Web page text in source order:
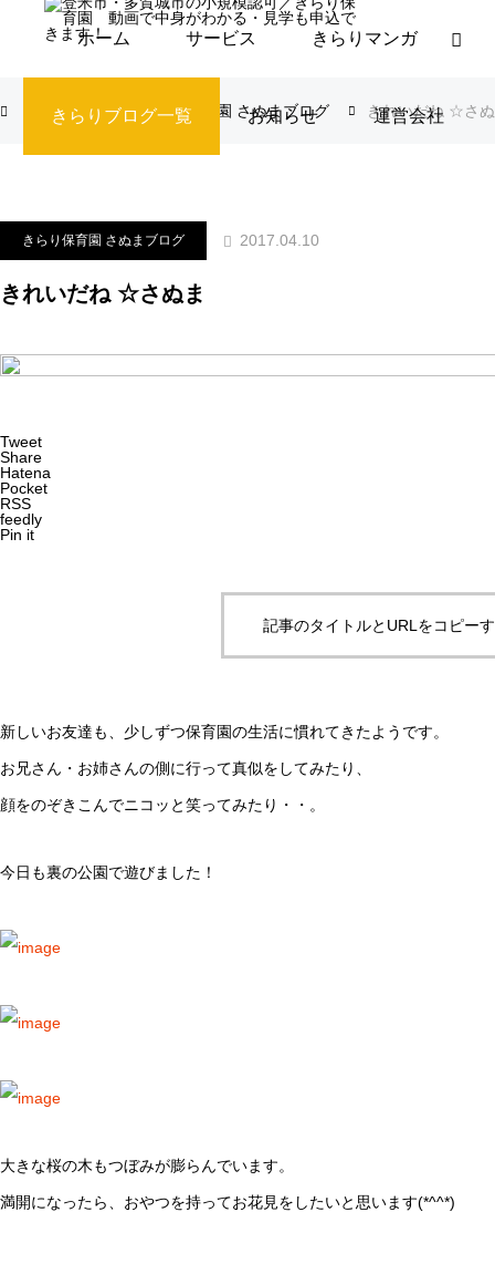
ホーム サービス きらりマンガ
きらりブログ一覧 お知らせ 運営会社
ブログ きらり保育園 さぬまブログ きれいだね ☆さ
きらり保育園 さぬまブログ 2017.04.10
きれいだね ☆さぬま
Tweet
Share
Hatena
Pocket
RSS
feedly
Pin it
記事のタイトルとURLをコピー
新しいお友達も、少しずつ保育園の生活に慣れてきたようです。
お兄さん・お姉さんの側に行って真似をしてみたり、
顔をのぞきこんでニコッと笑ってみたり・・。
今日も裏の公園で遊びました！
大きな桜の木もつぼみが膨らんでいます。
満開になったら、おやつを持ってお花見をしたいと思います(*^^*)